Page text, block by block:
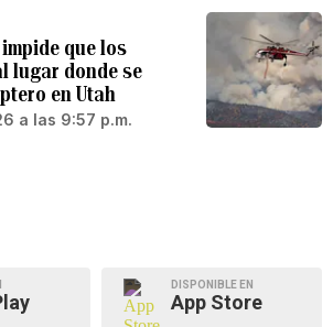
que los
lugar donde se
en Utah
a las 9:57 p.m.
DISPONIBLE EN
App Store